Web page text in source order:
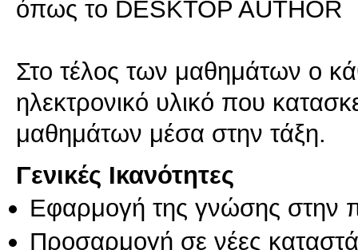
όπως το DESKTOP AUTHOR
Στο τέλος των μαθημάτων ο
ηλεκτρονικό υλικό που
Γενικές Ικανότητες
Εφαρμογή της γνώσης στην
Προσαρμογή σε νέες